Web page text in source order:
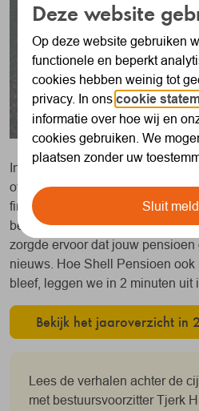
In 2025 maakte SNPS een
overgang naar de nieuwe
financiële markten was 2025 een
behaalde SNPS over het hele
zorgde ervoor dat jouw
nieuws. Hoe Shell Pensioen
bleef, leggen we in 2 minuten uit
Bekijk het jaaroverzicht in
Lees de verhalen achter de
met bestuursvoorzitter Tjerk
Deze website
Op deze website gebruiken
functionele en beperkt
cookies hebben weinig tot
privacy. In onscookie
informatie over hoe wij en
cookies gebruiken. We
plaatsen zonder uw
Sluit